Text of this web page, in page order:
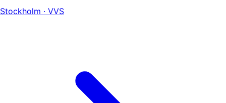
Stockholm · VVS